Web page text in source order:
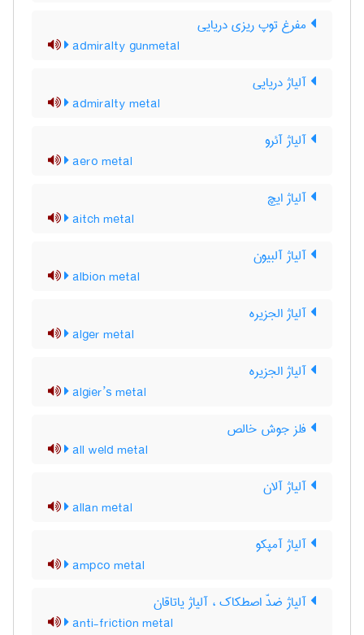
مفرغ توپ ریزی دریایی
admiralty gunmetal
آلیاژ دریایی
admiralty metal
آلیاژ آئرو
aero metal
آلیاژ ایچ
aitch metal
آلیاژ آلبیون
albion metal
آلیاژ الجزیره
alger metal
آلیاژ الجزیره
algier’s metal
فلز جوش خالص
all weld metal
آلیاژ آلان
allan metal
آلیاژ آمپکو
ampco metal
آلیاژ ضدّ اصطکاک ، آلیاژ یاتاقان
anti-friction metal